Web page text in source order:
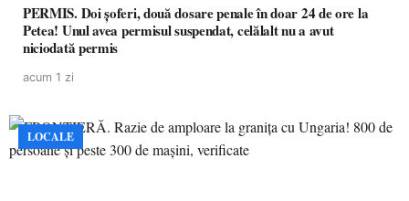
PERMIS. Doi șoferi, două dosare penale în doar 24 de ore la
Petea! Unul avea permisul suspendat, celălalt nu a avut
niciodată permis
acum 1 zi
LOCALE